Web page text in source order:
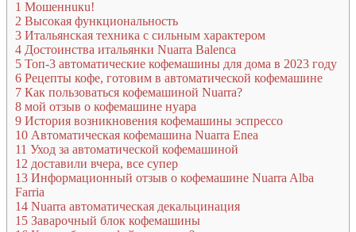
1 Мошеннuкu!
2 Высокая функциональность
3 Итальянская техника с сильным характером
4 Достоинства итальянки Nuarra Balenca
5 Топ-3 автоматические кофемашины для дома в 2023 году
6 Рецепты кофе, готовим в автоматической кофемашине
7 Как пользоваться кофемашиной Nuarra?
8 мой отзыв о кофемашине нуара
9 История возникновения кофемашины эспрессо
10 Автоматическая кофемашина Nuarra Enea
11 Уход за автоматической кофемашиной
12 доставили вчера, все супер
13 Информационный отзыв о кофемашине Nuarra Alba
Farria
14 Nuarra автоматическая декальцинация
15 Заварочный блок кофемашины